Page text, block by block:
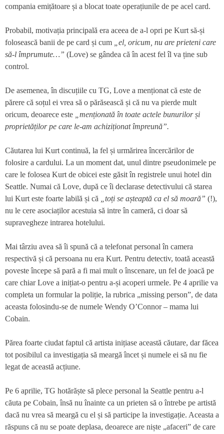
compania emițătoare și a blocat toate operațiunile de pe acel card.
Probabil, motivația principală era aceea de a-l opri pe Kurt să-și
folosească banii de pe card și cum „el, oricum, nu are prieteni care
să-l împrumute…” (Love) se gândea că în acest fel îl va ține sub
control.
De asemenea, în discuțiile cu TG, Love a menționat că este de
părere că soțul ei vrea să o părăsească și că nu va pierde mult
oricum, deoarece este „menționată în toate actele bunurilor și
proprietăților pe care le-am achiziționat împreună”.
Căutarea lui Kurt continuă, la fel și urmărirea încercărilor de
folosire a cardului. La un moment dat, unul dintre pseudonimele pe
care le folosea Kurt de obicei este găsit în registrele unui hotel din
Seattle. Numai că Love, după ce îi declarase detectivului că starea
lui Kurt este foarte labilă și că „toți se așteaptă ca el să moară” (!),
nu le cere asociaților acestuia să intre în cameră, ci doar să
supravegheze intrarea hotelului.
Mai târziu avea să îi spună că a telefonat personal în camera
respectivă și că persoana nu era Kurt. Pentru detectiv, toată această
poveste începe să pară a fi mai mult o înscenare, un fel de joacă pe
care chiar Love a inițiat-o pentru a-și acoperi urmele. Pe 4 aprilie va
completa un formular la poliție, la rubrica „missing person”, de data
aceasta folosindu-se de numele Wendy O’Connor – mama lui
Cobain.
Părea foarte ciudat faptul că artista inițiase această căutare, dar făcea
tot posibilul ca investigația să meargă încet și numele ei să nu fie
legat de această acțiune.
Pe 6 aprilie, TG hotărăște să plece personal la Seattle pentru a-l
căuta pe Cobain, însă nu înainte ca un prieten să o întrebe pe artistă
dacă nu vrea să meargă cu el și să participe la investigație. Aceasta a
răspuns că nu se poate deplasa, deoarece are niște „afaceri” de care